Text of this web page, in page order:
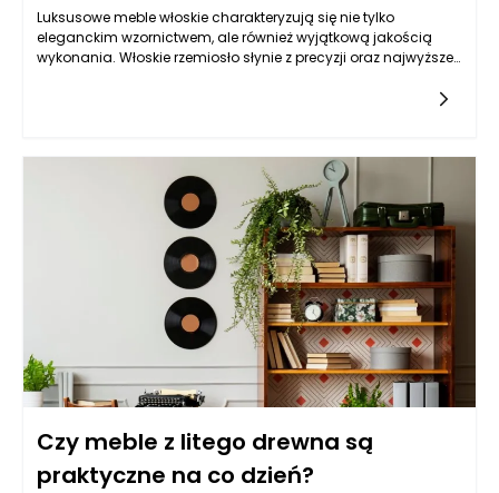
Luksusowe meble włoskie charakteryzują się nie tylko
eleganckim wzornictwem, ale również wyjątkową jakością
wykonania. Włoskie rzemiosło słynie z precyzji oraz najwyższej
różnorodnych stylistyk aranżacyjnych. Dlatego inwestując w
eleganckie meble włoskie, zyskujemy nie tylko estetyczne
walory wnętrza, ale również komfort użytkowania, który
sprawia, że stają się one integralną częścią codziennego
Czy meble z litego drewna są
praktyczne na co dzień?